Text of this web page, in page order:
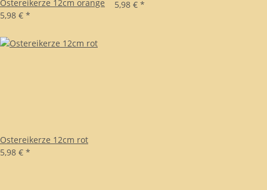
Ostereikerze 12cm orange
5,98 € *
5,98 € *
Ostereikerze 12cm rot
5,98 € *